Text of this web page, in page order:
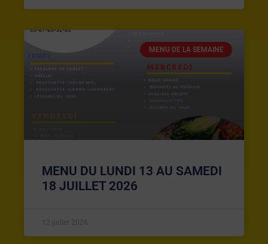
MENU DE LA SEMAINE
MENU DU LUNDI 13 AU SAMEDI
18 JUILLET 2026
12 juillet 2026